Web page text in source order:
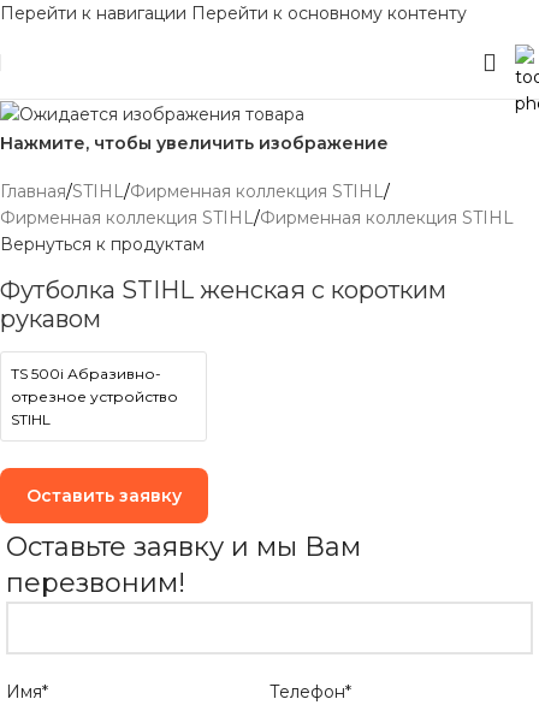
Перейти к навигации Перейти к основному контенту
Нажмите, чтобы увеличить изображение
Главная/STIHL/Фирменная коллекция STIHL/
Фирменная коллекция STIHL/Фирменная коллекция STIHL
Вернуться к продуктам
Футболка STIHL женская с коротким
рукавом
TS 500i Абразивно-
отрезное устройство
STIHL
Оставить заявку
Оставьте заявку и мы Вам
перезвоним!
Имя* Телефон*